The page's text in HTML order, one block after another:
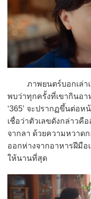
ภาพยนตร์บอกเล่าเ
พบว่าทุกครั้งที่เขากินอา
‘365’ จะปรากฏขึ้นต่อ
เชื่อว่าตัวเลขดังกล่าว
จากลา ด้วยความหวาด
ออกห่างจากอาหารฝีมือ
ให้นานที่สุด